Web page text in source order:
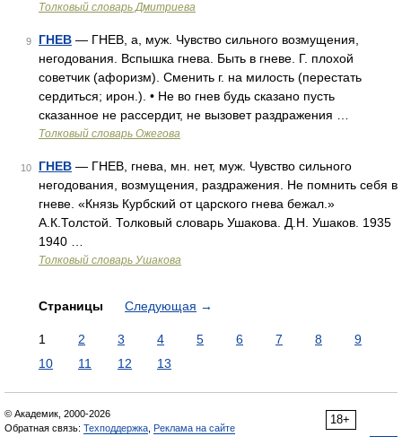
Толковый словарь Дмитриева
9 ГНЕВ — ГНЕВ, а, муж. Чувство сильного возмущения,
негодования. Вспышка гнева. Быть в гневе. Г. плохой
советчик (афоризм). Сменить г. на милость (перестать
сердиться; ирон.). • Не во гнев будь сказано пусть
сказанное не рассердит, не вызовет раздражения …
Толковый словарь Ожегова
10 ГНЕВ — ГНЕВ, гнева, мн. нет, муж. Чувство сильного
негодования, возмущения, раздражения. Не помнить себя в
гневе. «Князь Курбский от царского гнева бежал.»
А.К.Толстой. Толковый словарь Ушакова. Д.Н. Ушаков. 1935
1940 …
Толковый словарь Ушакова
Страницы Следующая →
1 2 3 4 5 6 7 8
9
10
11 12 13
18+
© Академик, 2000-2026
Обратная связь: Техподдержка Реклама на сайте